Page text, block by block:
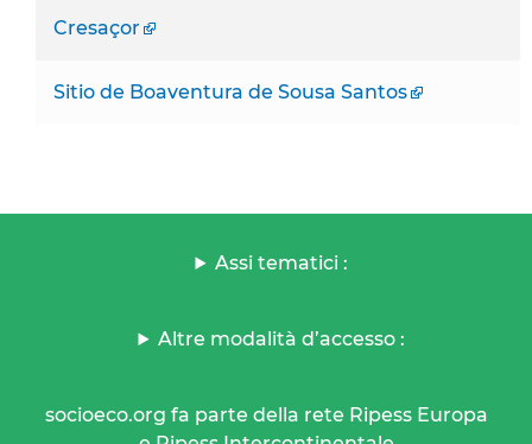
Cresaçor
Sitio de Boaventura de Sousa Santos
Assi tematici :
Altre modalità d’accesso :
socioeco.org fa parte della rete Ripess Europa